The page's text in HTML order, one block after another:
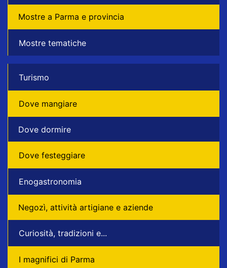
Mostre a Parma e provincia
Mostre tematiche
Turismo
Dove mangiare
Dove dormire
Dove festeggiare
Enogastronomia
Negozì, attività artigiane e aziende
Curiosità, tradizioni e...
I magnifici di Parma